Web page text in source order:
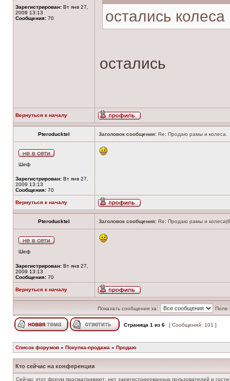
Зарегистрирован: Вт янв 27,
2009 13:13
Сообщения: 70 остались
остались
Вернуться к началу
Pteroducktel Заголовок сообщения: Re: Продаю рамы и колеса.
Шеф
Зарегистрирован: Вт янв 27,
2009 13:13
Сообщения: 70
Вернуться к началу
Pteroducktel Заголовок сообщения: Re: Продаю рамы и
Шеф
Зарегистрирован: Вт янв 27,
2009 13:13
Сообщения: 70
Вернуться к началу
Показать сообщения за: Поле
Страница 1 из 6 [ Сообщений: 101 ]
Список форумов » Покупка-продажа » Продаю
Кто сейчас на конференции
Сейчас этот форум просматривают: нет зарегистрированных пользователей и